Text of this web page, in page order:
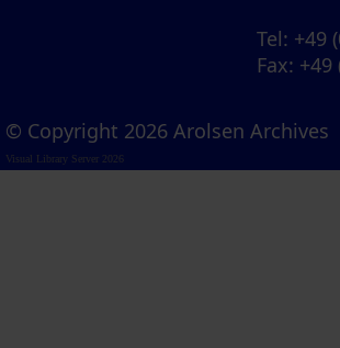
Tel: +49
Fax: +49
© Copyright 2026 Arolsen Archives
Visual Library Server 2026